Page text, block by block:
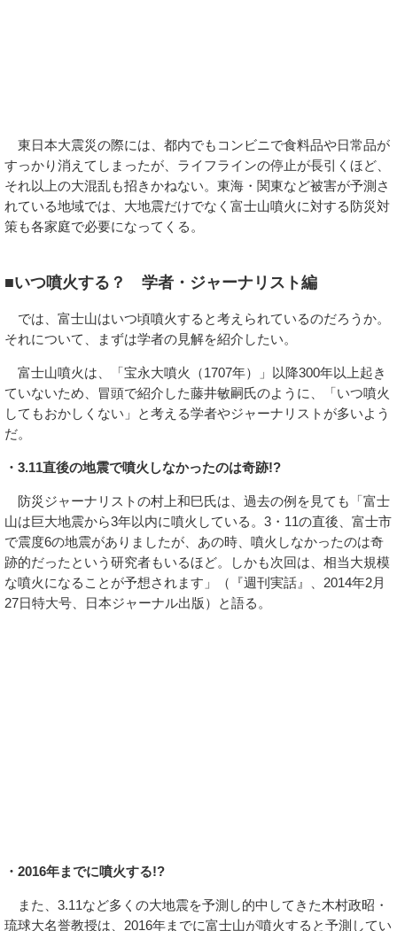
東日本大震災の際には、都内でもコンビニで食料品や日常品が
すっかり消えてしまったが、ライフラインの停止が長引くほど、
それ以上の大混乱も招きかねない。東海・関東など被害が予測さ
れている地域では、大地震だけでなく富士山噴火に対する防災対
策も各家庭で必要になってくる。
■いつ噴火する？ 学者・ジャーナリスト編
では、富士山はいつ頃噴火すると考えられているのだろうか。
それについて、まずは学者の見解を紹介したい。
富士山噴火は、「宝永大噴火（1707年）」以降300年以上起き
ていないため、冒頭で紹介した藤井敏嗣氏のように、「いつ噴火
してもおかしくない」と考える学者やジャーナリストが多いよう
だ。
・3.11直後の地震で噴火しなかったのは奇跡!?
防災ジャーナリストの村上和巳氏は、過去の例を見ても「富士
山は巨大地震から3年以内に噴火している。3・11の直後、富士市
で震度6の地震がありましたが、あの時、噴火しなかったのは奇
跡的だったという研究者もいるほど。しかも次回は、相当大規模
な噴火になることが予想されます」（『週刊実話』、2014年2月
27日特大号、日本ジャーナル出版）と語る。
・2016年までに噴火する!?
また、3.11など多くの大地震を予測し的中してきた木村政昭・
琉球大名誉教授は、2016年までに富士山が噴火すると予測してい